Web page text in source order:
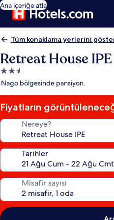
Ana içeriğe atla
Tüm konaklama yerlerini
Retreat House IPE
2.5
yıldızlı
yeri
Nago bölgesinde pansiyon.
Fiyatların
Nereye?
Tarihler
Misafir sayısı